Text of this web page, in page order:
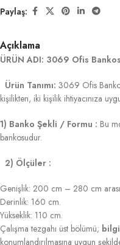
Paylaş:
Açıklama
ÜRÜN ADI: 3069 Ofis
Ürün Tanımı: 3069 Ofis
kişilikten, iki kişilik ihtiyacınıza
1) Banko Şekli / Formu : Bu
bankosudur.
2) Ölçüler :
Genişlik: 200 cm – 280 cm
Derinlik: 160 cm.
Yükseklik: 110 cm.
Çalışma tezgahı üst bölümü;
konumlandırılmasına uygun